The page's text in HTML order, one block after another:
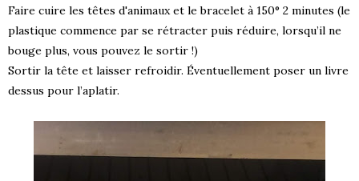
Faire cuire les têtes d'animaux et le bracelet à 150° 2 minutes (le
plastique commence par se rétracter puis réduire, lorsqu’il ne
bouge plus, vous pouvez le sortir !)
Sortir la tête et laisser refroidir. Éventuellement poser un livre
dessus pour l’aplatir.